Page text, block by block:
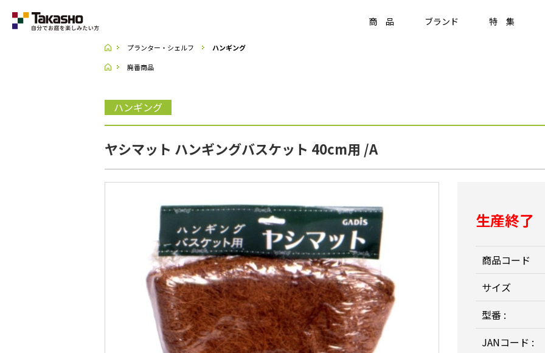
商 品
ラティス・フェンス
収納庫・室外機カバー
デッキ・タイル・人工芝
シェード
テーブル・チェアー・パラソル
ライト・イルミネーション
デコレーション
花壇材
レイズドベッドプランター
ラティス・フェンス アクセサリー
竹垣・袖垣・枝折戸
ブランド
UNI SHADE 庭-KAGU ひかりノベーション 美WOOD
特 集
プランター・シェルフ
ハンギング
廃番商品
ハンギング
ヤシマット ハンギングバスケット 40cm用 /A
生産終了
商品コード
サイズ
型番 :
JANコード :